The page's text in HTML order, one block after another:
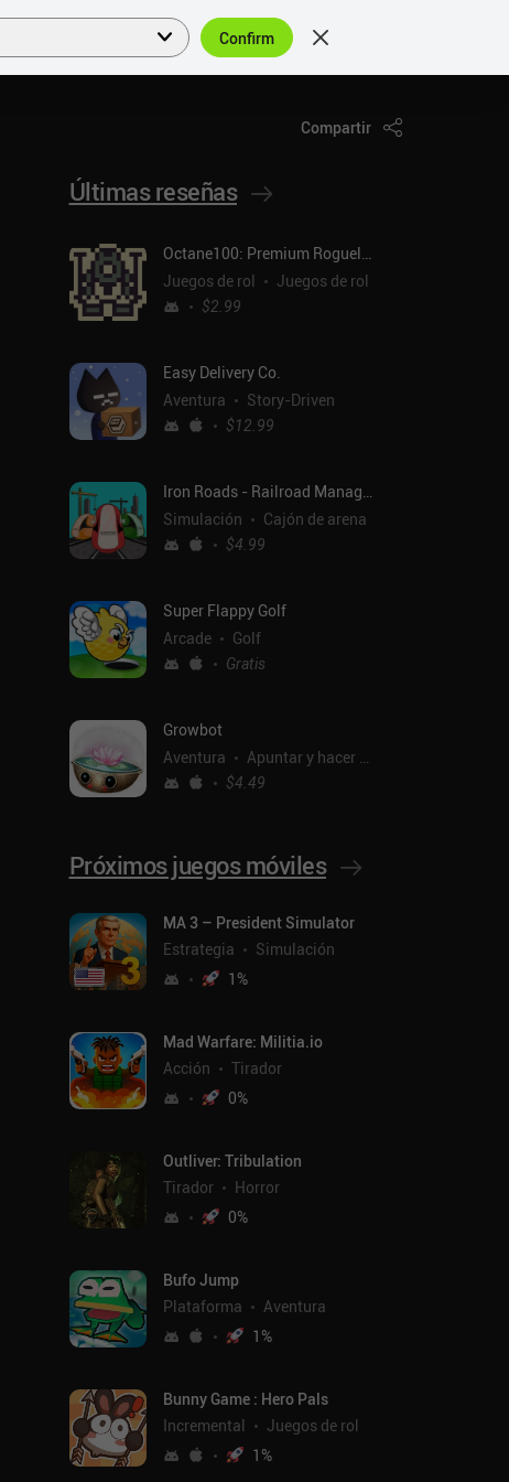
ES
Compartir
Últimas reseñas
Octane100: Premium Roguelike
Juegos de rol
Juegos de rol
$2.99
Easy Delivery Co.
Aventura
Story-Driven
$12.99
Iron Roads - Railroad Manager
Simulación
Cajón de arena
$4.99
Super Flappy Golf
Arcade
Golf
Gratis
Growbot
Aventura
Apuntar y hacer clic
$4.49
Próximos juegos móviles
MA 3 – President Simulator
Estrategia
Simulación
1%
Mad Warfare: Militia.io
Acción
Tirador
0%
Outliver: Tribulation
Tirador
Horror
0%
Bufo Jump
Plataforma
Aventura
1%
Bunny Game : Hero Pals
Incremental
Juegos de rol
1%
Confirm